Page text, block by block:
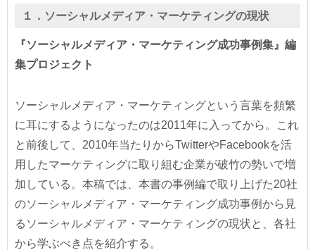
１．ソーシャルメディア・マーケティングの現状
『ソーシャルメディア・マーケティング成功事例集』編
集プロジェクト
ソーシャルメディア・マーケティングという言葉を頻繁
に耳にするようになったのは2011年に入ってから。これ
と前後して、2010年当たりからTwitterやFacebookを活
用したマーケティングに取り組む企業が破竹の勢いで増
加している。本稿では、本書の事例編で取り上げた20社
のソーシャルメディア・マーケティング成功事例から見
るソーシャルメディア・マーケティングの現状と、各社
から学ぶべき点を紹介する。